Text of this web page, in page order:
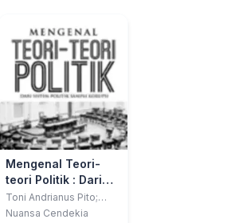
Mengenal Teori-
teori Politik : Dari
Sistem Politik
sampai Korupsi
Toni Andrianus Pito;
Efriza; Kemal Fasyah
Nuansa Cendekia